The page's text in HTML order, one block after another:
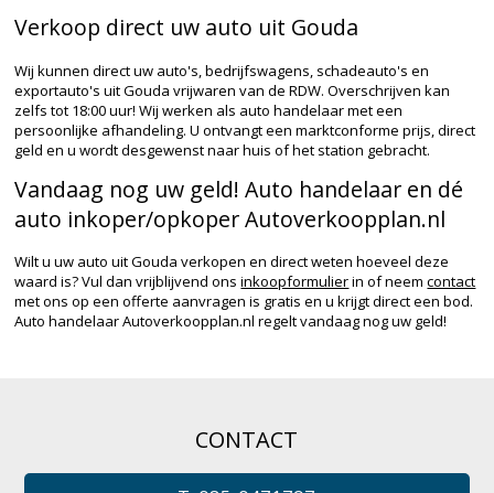
Verkoop direct uw auto uit Gouda
Wij kunnen direct uw auto's, bedrijfswagens, schadeauto's en
exportauto's uit Gouda vrijwaren van de RDW. Overschrijven kan
zelfs tot 18:00 uur! Wij werken als auto handelaar met een
persoonlijke afhandeling. U ontvangt een marktconforme prijs, direct
geld en u wordt desgewenst naar huis of het station gebracht.
Vandaag nog uw geld! Auto handelaar en dé
auto inkoper/opkoper Autoverkoopplan.nl
Wilt u uw auto uit Gouda verkopen en direct weten hoeveel deze
waard is? Vul dan vrijblijvend onsinkoopformulierin of neemcontact
met ons op een offerte aanvragen is gratis en u krijgt direct een bod.
Auto handelaar Autoverkoopplan.nl regelt vandaag nog uw geld!
CONTACT